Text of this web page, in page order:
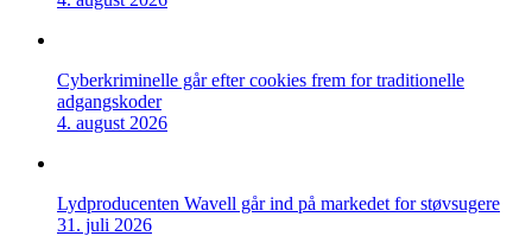
Cyberkriminelle går efter cookies frem for traditionelle
adgangskoder
4. august 2026
Lydproducenten Wavell går ind på markedet for støvsugere
31. juli 2026